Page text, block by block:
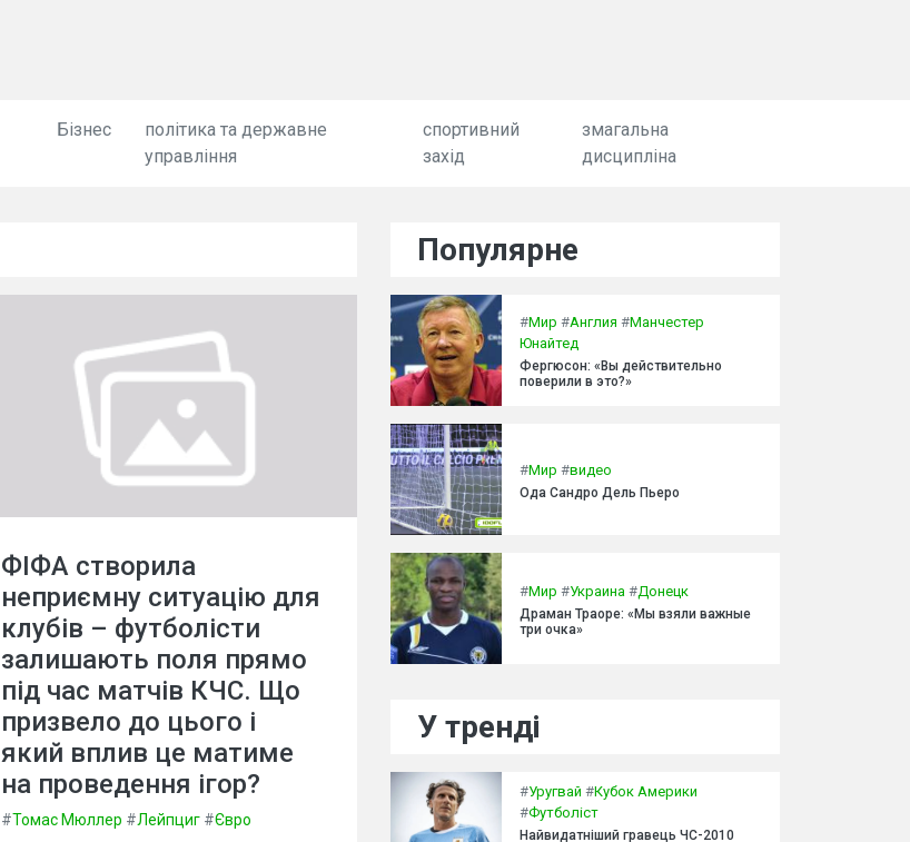
Бізнес
політика та державне
управління
спортивний
захід
змагальна
дисципліна
ФІФА створила
неприємну ситуацію для
клубів – футболісти
залишають поля прямо
під час матчів КЧС. Що
призвело до цього і
який вплив це матиме
на проведення ігор?
#Томас Мюллер #Лейпциг #Євро
Популярне
#Мир #Англия #Манчестер
Юнайтед
Фергюсон: «Вы действительно
поверили в это?»
#Мир #видео
Ода Сандро Дель Пьеро
#Мир #Украина #Донецк
Драман Траоре: «Мы взяли важные
три очка»
У тренді
#Уругвай #Кубок Америки
#Футболіст
Найвидатніший гравець ЧС-2010